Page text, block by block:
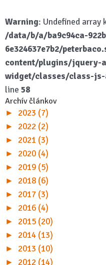
Warning: Undefined array
/data/b/a/ba9c94ca-
6e324637e7b2/
content/plugins/jquery-
widget/classes/class-
line 58
Archív článkov
►
2023 (7)
►
2022 (2)
►
2021 (3)
►
2020 (4)
►
2019 (5)
►
2018 (6)
►
2017 (3)
►
2016 (4)
►
2015 (20)
►
2014 (13)
►
2013 (10)
►
2012 (14)